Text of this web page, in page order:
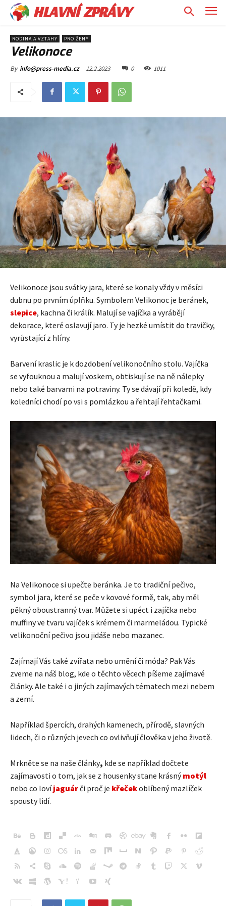
HLAVNÍ ZPRÁVY
RODINA A VZTAHY PRO ŽENY
Velikonoce
By info@press-media.cz 12.2.2023 0 1011
Velikonoce jsou svátky jara, které se konaly vždy v měsíci
dubnu po prvním úplňku. Symbolem Velikonoc je beránek,
slepice, kachna či králík. Malují se vajíčka a vyrábějí
dekorace, které oslavují jaro. Ty je hezké umístit do travičky,
vyrůstající z hlíny.
Barvení kraslic je k dozdobení velikonočního stolu. Vajíčka
se vyfouknou a malují voskem, obtiskují se na ně nálepky
nebo také barvami na potraviny. Ty se dávají při koledě, kdy
koledníci chodí po vsi s pomlázkou a řehtají řehtačkami.
Na Velikonoce si upečte beránka. Je to tradiční pečivo,
symbol jara, které se peče v kovové formě, tak, aby měl
pěkný oboustranný tvar. Můžete si upéct i zajíčka nebo
muffiny ve tvaru vajíček s krémem či marmeládou. Typické
velikonoční pečivo jsou jidáše nebo mazanec.
Zajímají Vás také zvířata nebo umění či móda? Pak Vás
zveme na náš blog, kde o těchto věcech píšeme zajímavé
články. Ale také i o jiných zajímavých tématech mezi nebem
a zemí.
Například špercích, drahých kamenech, přírodě, slavných
lidech, či o různých jevech co ovlivňují člověka v jeho životě.
Mrkněte se na naše články, kde se například dočtete
zajímavosti o tom, jak se z housenky stane krásnýmotýl
nebo co lovíjaguárči proč je křečekoblíbený mazlíček
spousty lidí.